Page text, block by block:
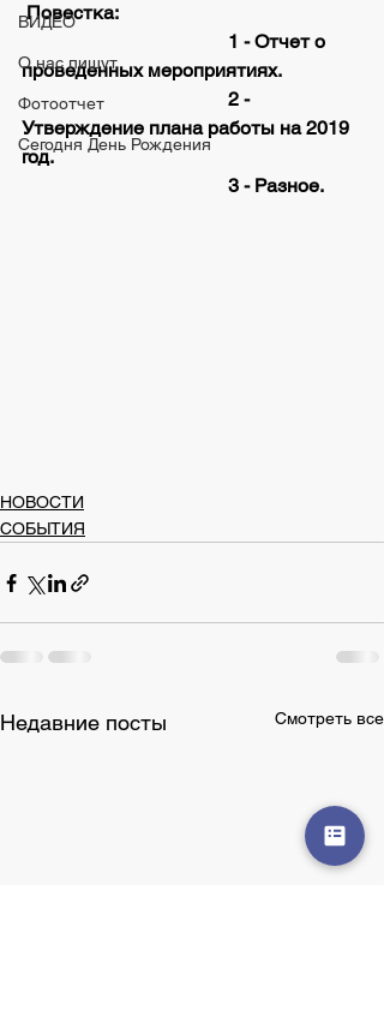
ВИДЕО
О нас пишут
Фотоотчет
Сегодня День Рождения
Повестка:
проведенных мероприятиях.
                                           2 -
Утверждение плана работы на 2019
год.
                                           3 - Разное.
НОВОСТИ
СОБЫТИЯ
Недавние посты Смотреть все